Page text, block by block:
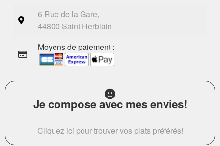
6 Rue de la Gare,
44800 Saint Herblain
Moyens de paiement :
Je compose avec mes envies!
Cliquez ici pour trouver vos plats préférés!